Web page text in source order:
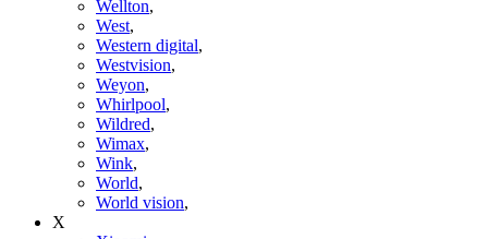
Wellton,
West,
Western digital,
Westvision,
Weyon,
Whirlpool,
Wildred,
Wimax,
Wink,
World,
World vision,
X